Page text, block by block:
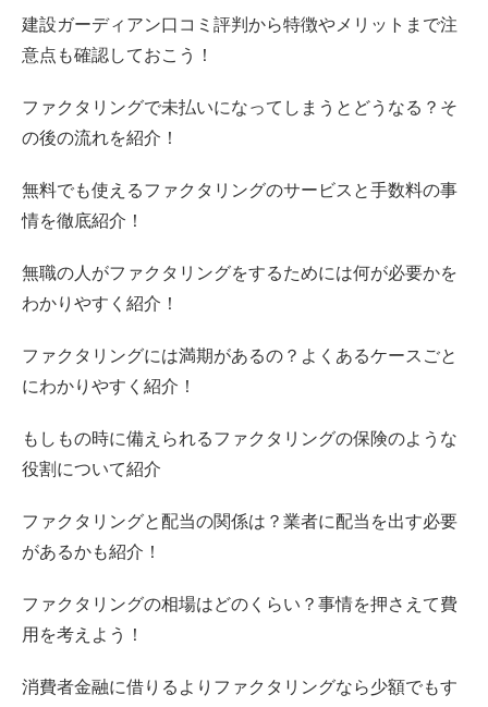
建設ガーディアン口コミ評判から特徴やメリットまで注
意点も確認しておこう！
ファクタリングで未払いになってしまうとどうなる？そ
の後の流れを紹介！
無料でも使えるファクタリングのサービスと手数料の事
情を徹底紹介！
無職の人がファクタリングをするためには何が必要かを
わかりやすく紹介！
ファクタリングには満期があるの？よくあるケースごと
にわかりやすく紹介！
もしもの時に備えられるファクタリングの保険のような
役割について紹介
ファクタリングと配当の関係は？業者に配当を出す必要
があるかも紹介！
ファクタリングの相場はどのくらい？事情を押さえて費
用を考えよう！
消費者金融に借りるよりファクタリングなら少額でもす